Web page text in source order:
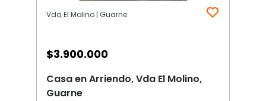
Vda El Molino | Guarne
$3.900.000
Casa en Arriendo, Vda El Molino,
Guarne